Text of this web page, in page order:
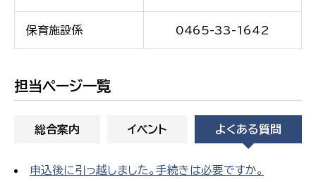
保育施設係 0465-33-1642
担当ページ一覧
総合案内 イベント よくある質問
申込後に引っ越しました。手続きは必要ですか。